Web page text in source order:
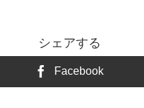
シェアする
Facebook